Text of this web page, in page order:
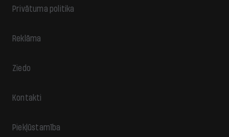
Privātuma politika
Reklāma
Ziedo
Kontakti
Piekļūstamība